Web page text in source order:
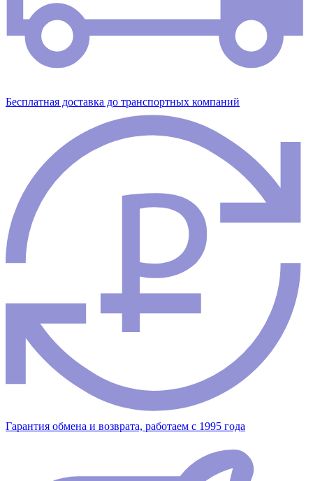
Бесплатная доставка до транспортных компаний
Гарантия обмена и возврата, работаем с 1995 года